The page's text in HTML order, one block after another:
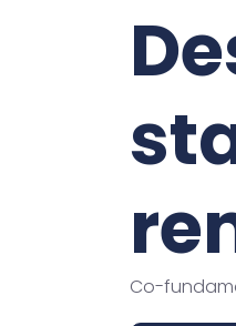
Co-